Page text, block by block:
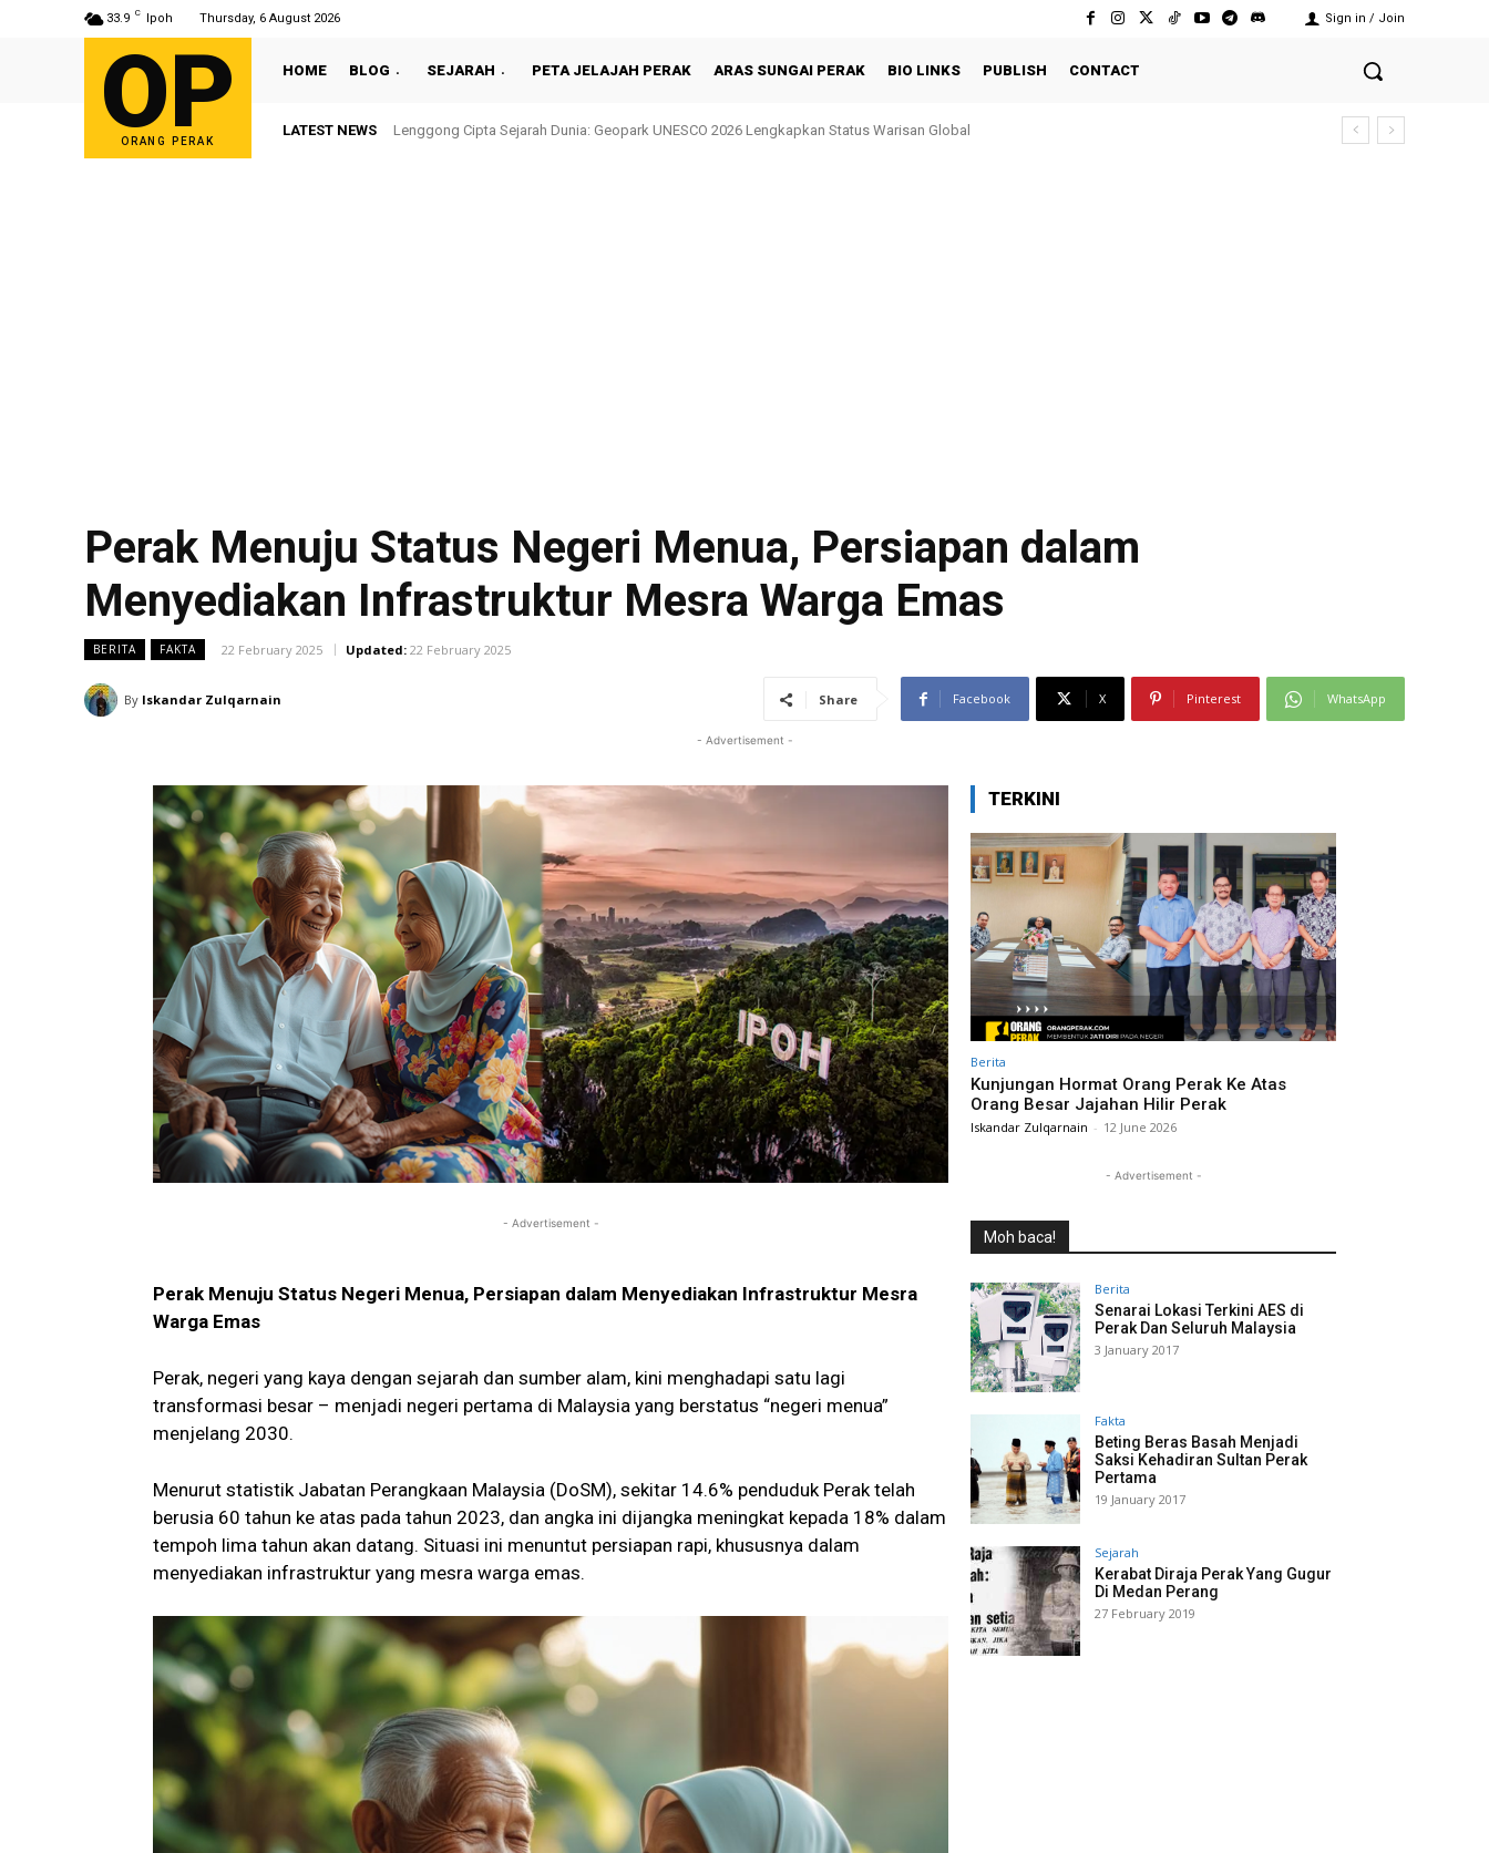
33.9 C Ipoh Thursday, 6 August 2026 Sign in / Join
OP
ORANG PERAK
HOME BLOG SEJARAH PETA JELAJAH PERAK ARAS SUNGAI PERAK BIO LINKS PUBLISH CONTACT
LATEST NEWSLenggong Cipta Sejarah Dunia: Geopark UNESCO 2026 Lengkapkan Status Warisan Global
Sultan Nazrin Shah Berbuka Puasa Bersama Rakyat di Behrang Stesen
Perak Menuju Status Negeri Menua, Persiapan dalam
Menyediakan Infrastruktur Mesra Warga Emas
BERITA FAKTA 22 February 2025 Updated: 22 February 2025
By Iskandar Zulqarnain Share Facebook X Pinterest WhatsApp
- Advertisement -
- Advertisement -
Perak Menuju Status Negeri Menua, Persiapan dalam Menyediakan Infrastruktur Mesra
Warga Emas
Perak, negeri yang kaya dengan sejarah dan sumber alam, kini menghadapi satu lagi
transformasi besar – menjadi negeri pertama di Malaysia yang berstatus “negeri menua”
menjelang 2030.
Menurut statistik Jabatan Perangkaan Malaysia (DoSM), sekitar 14.6% penduduk Perak telah
berusia 60 tahun ke atas pada tahun 2023, dan angka ini dijangka meningkat kepada 18% dalam
tempoh lima tahun akan datang. Situasi ini menuntut persiapan rapi, khususnya dalam
menyediakan infrastruktur yang mesra warga emas.
TERKINI
Berita
Kunjungan Hormat Orang Perak Ke Atas
Orang Besar Jajahan Hilir Perak
Iskandar Zulqarnain - 12 June 2026
- Advertisement -
Moh baca!
Berita
Senarai Lokasi Terkini AES di
Perak Dan Seluruh Malaysia
3 January 2017
Fakta
Beting Beras Basah Menjadi
Saksi Kehadiran Sultan Perak
Pertama
19 January 2017
Sejarah
Kerabat Diraja Perak Yang Gugur
Di Medan Perang
27 February 2019